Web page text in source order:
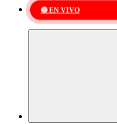
🔴 EN VIVO